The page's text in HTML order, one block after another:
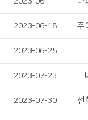
2023-06-18
2023-06-25
2023-07-23
2023-07-30